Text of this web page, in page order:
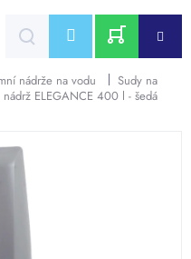
NÁKUPNÍ
KOŠÍK
nádrže na vodu
Sudy na
ELEGANCE 400 l - šedá